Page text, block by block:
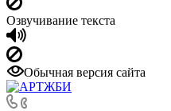
Озвучивание текста
Обычная версия сайта